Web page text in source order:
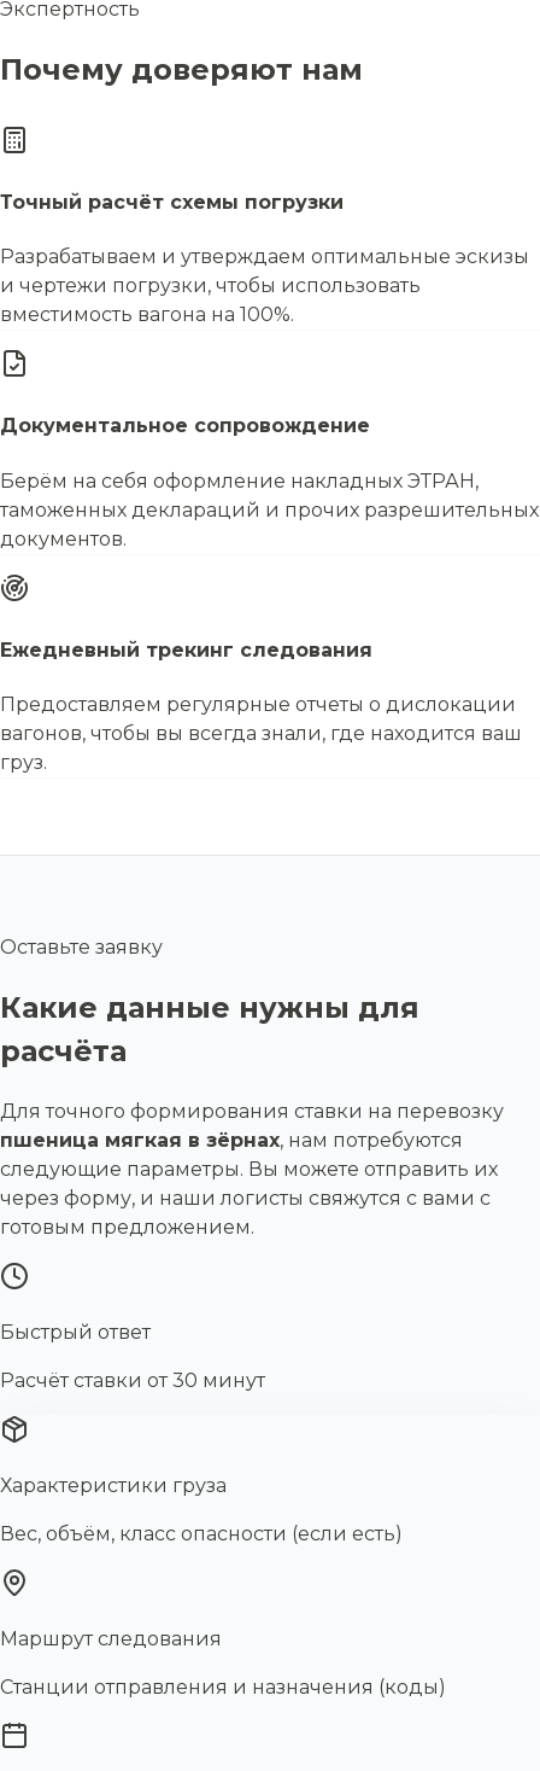
Экспертность
Почему доверяют нам
Точный расчёт схемы погрузки
Разрабатываем и утверждаем оптимальные эскизы
и чертежи погрузки, чтобы использовать
вместимость вагона на 100%.
Документальное сопровождение
Берём на себя оформление накладных ЭТРАН,
таможенных деклараций и прочих разрешительных
документов.
Ежедневный трекинг следования
Предоставляем регулярные отчеты о дислокации
вагонов, чтобы вы всегда знали, где находится ваш
груз.
Оставьте заявку
Какие данные нужны для
расчёта
Для точного формирования ставки на перевозку
пшеница мягкая в зёрнах, нам потребуются
следующие параметры. Вы можете отправить их
через форму, и наши логисты свяжутся с вами с
готовым предложением.
Быстрый ответ
Расчёт ставки от 30 минут
Характеристики груза
Вес, объём, класс опасности (если есть)
Маршрут следования
Станции отправления и назначения (коды)